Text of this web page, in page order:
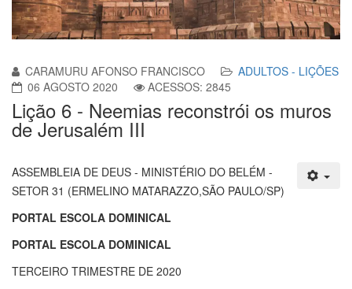
CARAMURU AFONSO FRANCISCO
ADULTOS - LIÇÕES
06 AGOSTO 2020
ACESSOS: 2845
Lição 6 - Neemias reconstrói os muros
de Jerusalém III
ASSEMBLEIA DE DEUS - MINISTÉRIO DO BELÉM -
SETOR 31 (ERMELINO MATARAZZO,SÃO PAULO/SP)
PORTAL ESCOLA DOMINICAL
PORTAL ESCOLA DOMINICAL
TERCEIRO TRIMESTRE DE 2020